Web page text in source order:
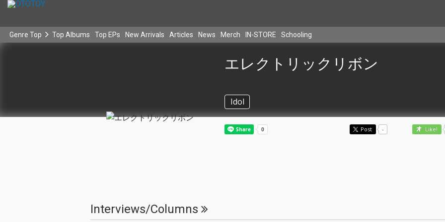
Genre Top Top Albums Top EPs New Arrivals Articles News Merch IN-STORE Schooling
エレクトリックリボン
Idol
Post - Like!
Interviews/Columns